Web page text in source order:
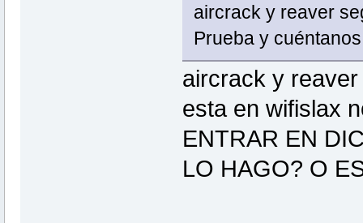
aircrack y reaver
Prueba y
aircrack y
esta en wifislax
ENTRAR EN
LO HAGO? O